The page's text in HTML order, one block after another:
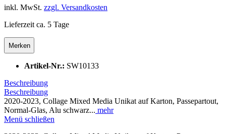
inkl. MwSt. zzgl. Versandkosten
Lieferzeit ca. 5 Tage
Merken
Artikel-Nr.: SW10133
Beschreibung
Beschreibung
2020-2023, Collage Mixed Media Unikat auf Karton, Passepartout,
Normal-Glas, Alu schwarz... mehr
Menü schließen